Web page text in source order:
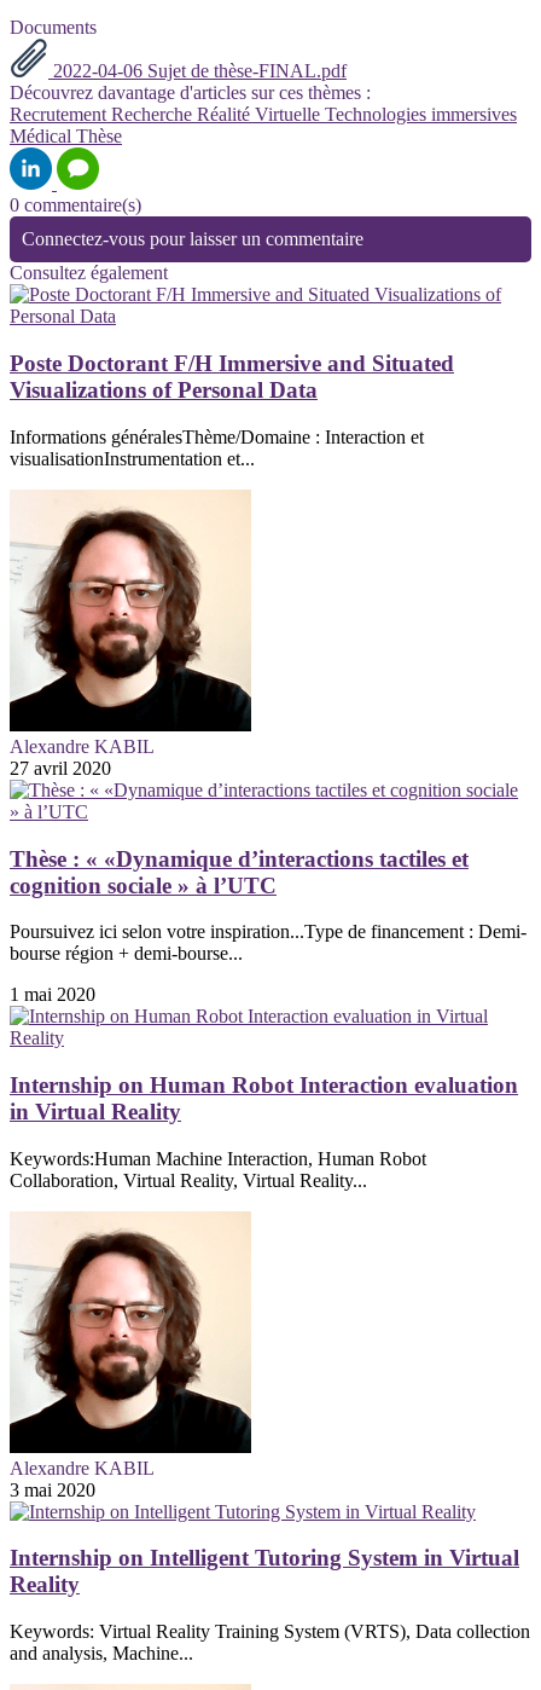
Documents
2022-04-06 Sujet de thèse-FINAL.pdf
Découvrez davantage d'articles sur ces thèmes :
RecrutementRecherche Réalité Virtuelle Technologies immersives
Médical Thèse
0 commentaire(s)
Connectez-vous pour laisser un commentaire
Consultez également
Poste Doctorant F/H Immersive and Situated
Visualizations of Personal Data
Informations généralesThème/Domaine : Interaction et
visualisationInstrumentation et...
Alexandre KABIL
27 avril 2020
Thèse : « «Dynamique d’interactions tactiles et
cognition sociale » à l’UTC
Poursuivez ici selon votre inspiration...Type de financement : Demi-
bourse région + demi-bourse...
1 mai 2020
Internship on Human Robot Interaction evaluation
in Virtual Reality
Keywords:Human Machine Interaction, Human Robot
Collaboration, Virtual Reality, Virtual Reality...
Alexandre KABIL
3 mai 2020
Internship on Intelligent Tutoring System in Virtual
Reality
Keywords: Virtual Reality Training System (VRTS), Data collection
and analysis, Machine...